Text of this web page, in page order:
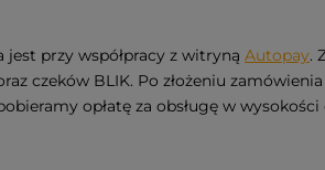
jest przy współpracy z witryną Autopay.
czeków BLIK. Po złożeniu
opłatę za obsługę w wysokości